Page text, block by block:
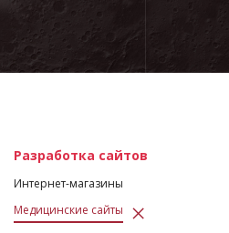
Разработка сайтов
Интернет-магазины
Медицинские сайты